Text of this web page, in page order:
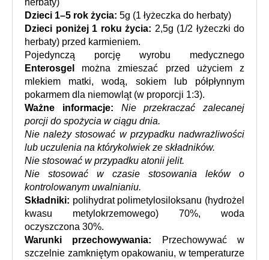
Dzieci 1–5 rok życia: 5g (1 łyżeczka do herbaty)
Dzieci poniżej 1 roku życia: 2,5g (1/2 łyżeczki do
herbaty) przed karmieniem.
Enterosgel
można zmieszać przed użyciem z
mlekiem matki, wodą, sokiem lub półpłynnym
pokarmem dla niemowląt (w proporcji 1:3).
Ważne informacje:
Nie przekraczać zalecanej
porcji do spożycia w ciągu dnia.
Nie należy stosować w przypadku nadwrażliwości
lub uczulenia na którykolwiek ze składników.
Nie stosować w przypadku atonii jelit.
Nie stosować w czasie stosowania leków o
kontrolowanym uwalnianiu.
Składniki: polihydrat polimetylosiloksanu (hydrożel
kwasu metylokrzemowego) 70%, woda
oczyszczona 30%.
Warunki przechowywania:
Przechowywać w
szczelnie zamkniętym opakowaniu, w temperaturze